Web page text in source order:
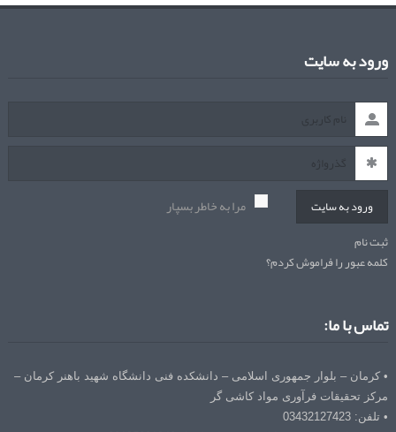
ورود به سایت
ورود به سایت مرا به خاطر بسپار
ثبت نام
کلمه عبور را فراموش کردم؟
تماس با ما:
• کرمان – بلوار جمهوری اسلامی – دانشکده فنی دانشگاه شهید باهنر کرمان –
مرکز تحقیقات فرآوری مواد کاشی گر
• تلفن: 03432127423